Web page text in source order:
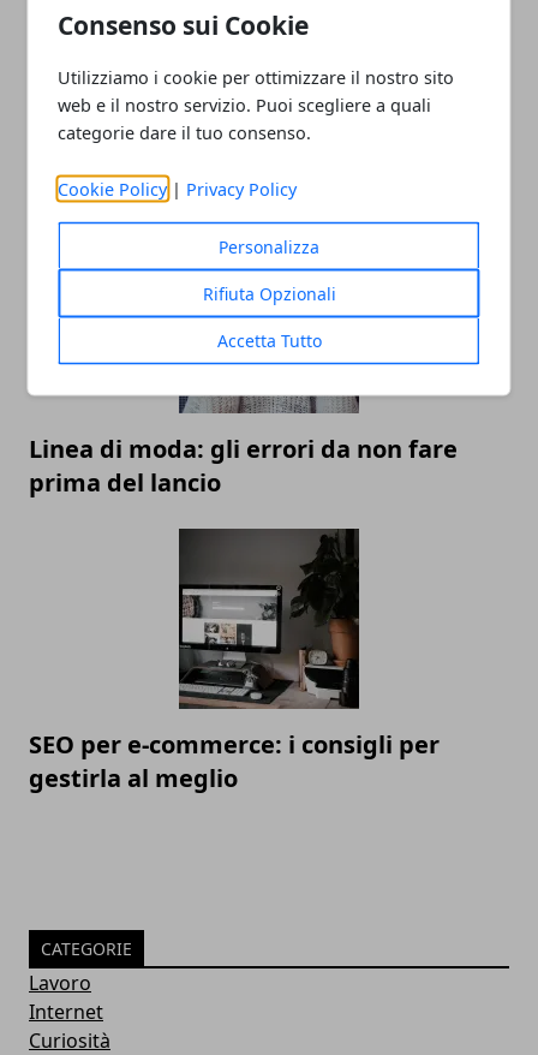
Consenso sui Cookie
Utilizziamo i cookie per ottimizzare il nostro sito
web e il nostro servizio. Puoi scegliere a quali
categorie dare il tuo consenso.
Cookie Policy | Privacy Policy
Personalizza
Rifiuta Opzionali
Accetta Tutto
Economia della condivisione: ripensare
il concetto di proprietà dei veicoli
Linea di moda: gli errori da non fare
prima del lancio
SEO per e-commerce: i consigli per
gestirla al meglio
CATEGORIE
Lavoro
Internet
Curiosità